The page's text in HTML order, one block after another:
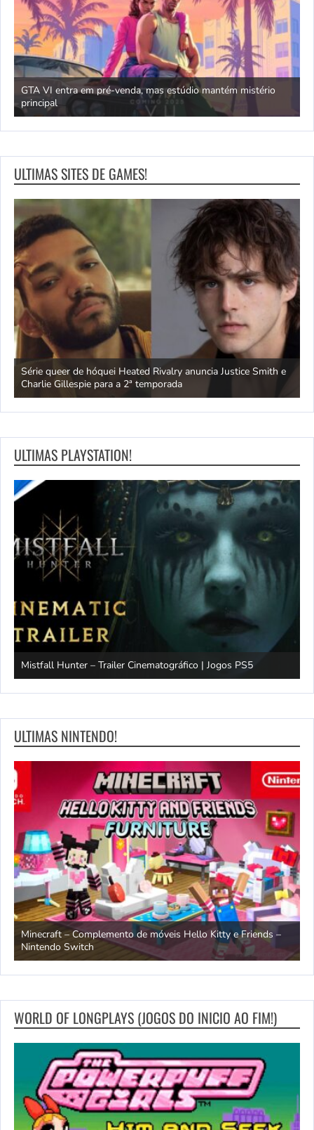
GTA VI entra em pré-venda, mas estúdio mantém mistério
principal
ULTIMAS SITES DE GAMES!
Série queer de hóquei Heated Rivalry anuncia Justice Smith e
Charlie Gillespie para a 2ª temporada
ULTIMAS PLAYSTATION!
Mistfall Hunter – Trailer Cinematográfico | Jogos PS5
ULTIMAS NINTENDO!
Minecraft – Complemento de móveis Hello Kitty e Friends –
Nintendo Switch
WORLD OF LONGPLAYS (JOGOS DO INICIO AO FIM!)